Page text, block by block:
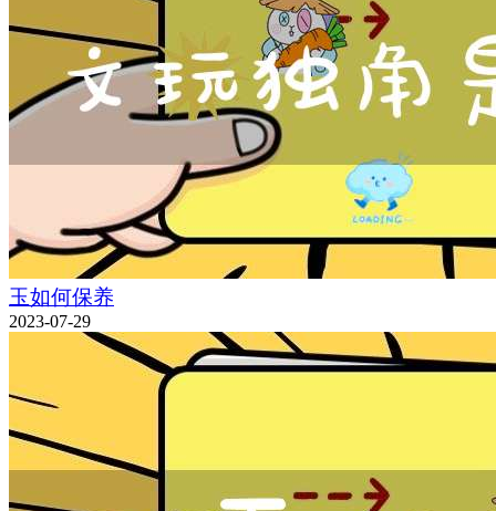
玉如何保养
2023-07-29